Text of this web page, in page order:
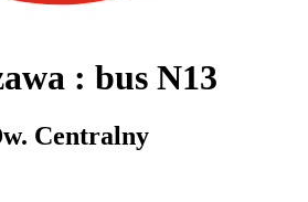
: bus N13
Centralny